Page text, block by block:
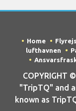
Home
lufthavnen
COPYRIGHT
"TripTQ" and
known as